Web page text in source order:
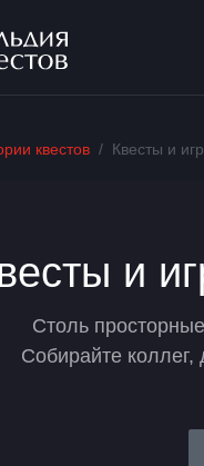
квестов Квесты и
и
Столь
Собирайте коллег,